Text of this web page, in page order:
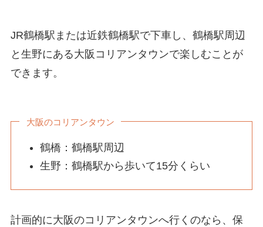
JR鶴橋駅または近鉄鶴橋駅で下車し、鶴橋駅周辺
と生野にある大阪コリアンタウンで楽しむことが
できます。
大阪のコリアンタウン
鶴橋：鶴橋駅周辺
生野：鶴橋駅から歩いて15分くらい
計画的に大阪のコリアンタウンへ行くのなら、保